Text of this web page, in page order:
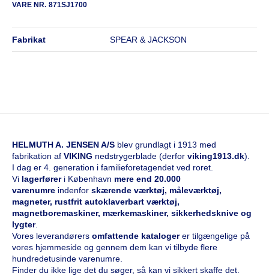
VARE NR. 871SJ1700
fabrikat SPEAR & JACKSON
HELMUTH A. JENSEN A/S blev grundlagt i 1913 med
fabrikation af VIKING nedstrygerblade (derfor viking1913.dk).
I dag er 4. generation i familieforetagendet ved roret.
Vi lagerfører i København mere end 20.000
varenumre indenfor skærende værktøj, måleværktøj,
magneter, rustfrit autoklaverbart værktøj,
magnetboremaskiner, mærkemaskiner, sikkerhedsknive og
lygter.
Vores leverandørers omfattende katalogerer tilgængelige på
vores hjemmeside og gennem dem kan vi tilbyde flere
hundredetusinde varenumre.
Finder du ikke lige det du søger, så kan vi sikkert skaffe det.